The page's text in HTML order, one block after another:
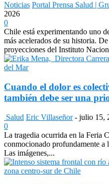
Noticias Portal Prensa Salud |
2026
0
Chile está experimentando uno
más acelerados de su historia.
proyecciones del Instituto
Cuando el dolor es
también debe ser una
Salud Eric Villaseñor - julio 15,
0
La tragedia ocurrida en la Feria
conmocionado profundamente a
Las imágenes,...